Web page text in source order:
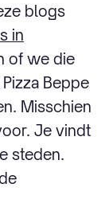
blogs
in
of we die
Beppe
Misschien
Je vindt
steden.